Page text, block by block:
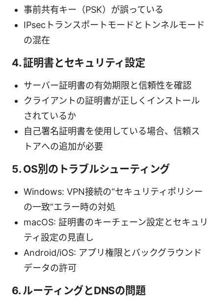
事前共有キー（PSK）が誤っている
IPsecトランスポートモードとトンネルモード
の混在
4. 証明書とセキュリティ設定
サーバー証明書の有効期限と信頼性を確認
クライアントの証明書が正しくインストール
されているか
自己署名証明書を使用している場合、信頼ス
トアへの追加が必要
5. OS別のトラブルシューティング
Windows: VPN接続の“セキュリティポリシー
の一致”エラー時の対処
macOS: 証明書のキーチェーン設定とセキュリ
ティ設定の見直し
Android/iOS: アプリ権限とバックグラウンド
データの許可
6. ルーティングとDNSの問題